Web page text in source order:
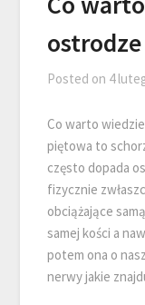
Posted on 4
Co warto
piętowa to
często dopada
fizycznie
obciążające
samej kości a
potem ona o
nerwy jakie